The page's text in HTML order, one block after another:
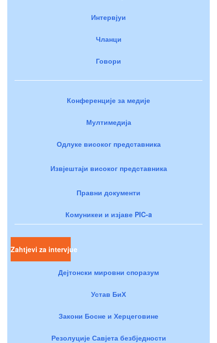
Интервјуи
Чланци
Говори
Конференције за медије
Мултимедија
Одлуке високог представника
Извјештаји високог представника
Правни документи
Комуникеи и изјаве PIC-a
Zahtjevi za intervjue
Дејтонски мировни споразум
Устав БиХ
Закони Босне и Херцеговине
Резолуције Савјета безбједности